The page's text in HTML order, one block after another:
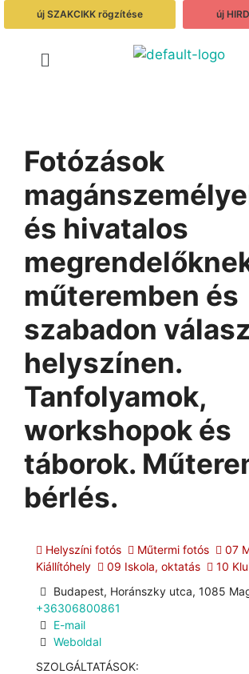
új SZAKCIKK rögzítése új
Fotózások
és hivatalos
műteremben és
szabadon
helyszínen.
Tanfolyamok,
workshopok és
táborok.
bérlés.
Helyszíni fotós Műtermi fotós 07
Kiállítóhely
09 Iskola, oktatás
10
Budapest, Horánszky utca, 1085
+36306800861
E-mail
Weboldal
SZOLGÁLTATÁSOK: